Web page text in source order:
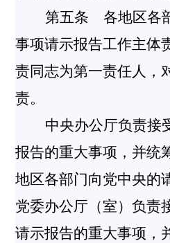
第五条 各地区各
事项请示报告工作主体
责同志为第一责任人，
责。
中央办公厅负责接
报告的重大事项，并统
地区各部门向党中央的
党委办公厅（室）负责
请示报告的重大事项，